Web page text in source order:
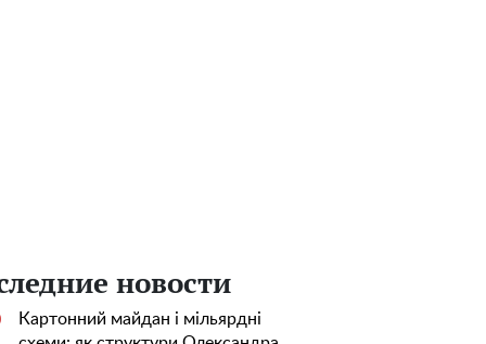
новости
Картонний майдан і мільярдні